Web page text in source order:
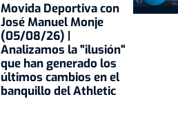
Movida Deportiva con
José Manuel Monje
(05/08/26) |
Analizamos la "ilusión"
que han generado los
últimos cambios en el
banquillo del Athletic